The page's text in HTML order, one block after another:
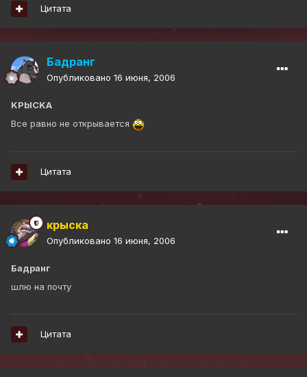
Цитата
Бадранг
Опубликовано 16 июня, 2006
KPbICKA
Все равно не открывается
Цитата
крыска
Опубликовано 16 июня, 2006
Бадранг
шлю на почту
Цитата